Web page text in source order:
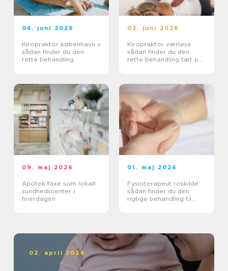
04. juni 2026
Kiropraktor københavn v
sådan finder du den
rette behandling
02. juni 2026
Kiropraktor værløse
sådan finder du den
rette behandling tæt på
09. maj 2026
Apotek faxe som lokalt
sundhedscenter i
hverdagen
01. maj 2026
Fysioterapeut roskilde:
sådan finder du den
rigtige behandling til
02. april 2026